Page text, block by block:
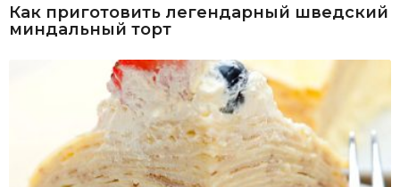
Как приготовить легендарный шведский
миндальный торт